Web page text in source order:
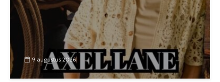
9 augustus 2026